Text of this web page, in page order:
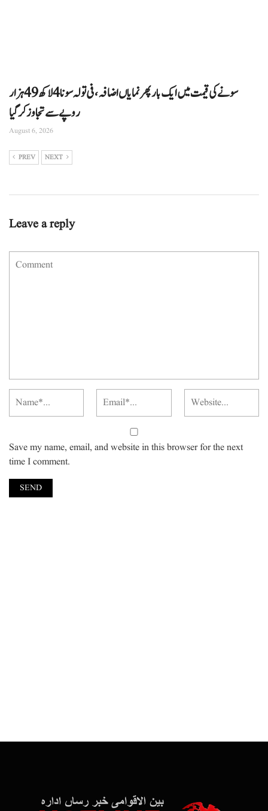
سونے کی قیمت میں ایک بار پھر نمایاں اضافہ، فی تولہ سونا 4 لاکھ 49 ہزار
روپے سے تجاوز کرگیا
August 6, 2026
PREV NEXT
Leave a reply
Save my name, email, and website in this browser for the next
time I comment.